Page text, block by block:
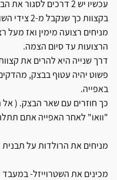
עכשיו יש 2 דרכים
בקצוות כך שנקבל מ-2 צידי השוקולד רצועות לצמה.
מניחים רצועה מימין ואז
הרצועות עד סיום הצמה.
דרך שנייה היא להרים את
פשוט יהיה עטוף בבצק,
באפייה.
כך חוזרים עם שאר הבצק. (
"וואו" לאחר האפייה אתם
מניחים את הרולדות על תבנית
מכינים את השטרוייזל-